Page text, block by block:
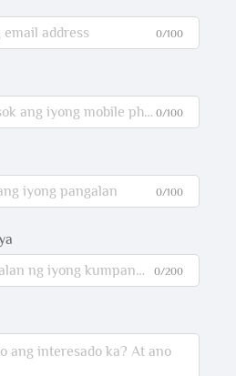
0/100
0/100
0/100
0/200